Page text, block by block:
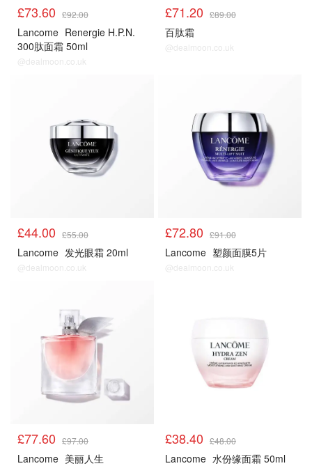
£73.60 £92.00
Lancome Renergie H.P.N.
300肽面霜 50ml
@dealmoon.co.uk
£71.20 £89.00
百肽霜
@dealmoon.co.uk
£44.00 £55.00
Lancome 发光眼霜 20ml
@dealmoon.co.uk
£72.80 £91.00
Lancome 塑颜面膜5片
@dealmoon.co.uk
£77.60 £97.00
Lancome 美丽人生
£38.40 £48.00
Lancome 水份缘面霜 50ml